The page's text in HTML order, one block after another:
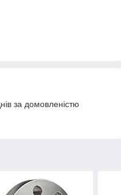
за домовленістю